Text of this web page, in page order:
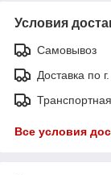
Условия
Самовывоз
Доставка по
Все условия